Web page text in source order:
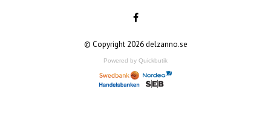
© Copyright 2026 delzanno.se
Powered by Quickbutik